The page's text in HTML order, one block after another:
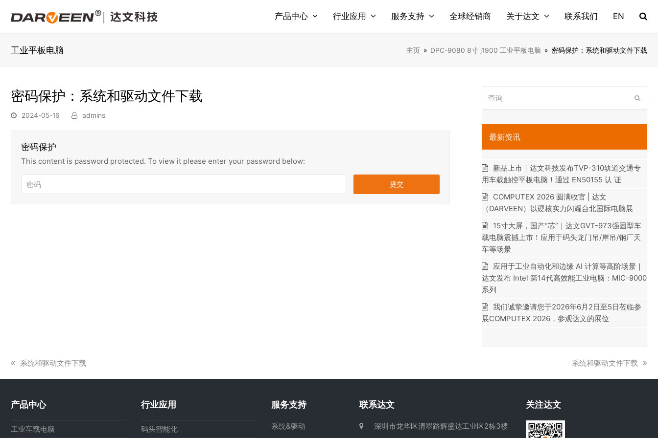
产品中心 行业应用 服务支持 全球经销商 关于达文 联系我们 EN
工业平板电脑 主页 » DPC-9080 8寸 j1900 工业平板电脑 » 密码保护：系统和驱动文件下载
密码保护：系统和驱动文件下载
2024-05-16 admins
密码保护
This content is password protected. To view it please enter your password below:
询
最新资讯
新品上市｜达文科技发布TVP-310轨道交通专
用车载触控平板电脑！通过 EN50155 认 证
COMPUTEX 2026 圆满收官 | 达文
（DARVEEN）以硬核实力闪耀台北国际电脑展
15寸大屏，国产“芯”｜达文GVT-973强固型车
载电脑震撼上市！应用于码头龙门吊/岸吊/钢厂天
车等场景
应用于工业自动化和边缘 AI 计算等高阶场景｜
达文发布 Intel 第14代高效能工业电脑：MIC-9000
系列
我们诚挚邀请您于2026年6月2日至5日莅临参
展COMPUTEX 2026，参观达文的展位
上
章:
系统和驱动文件下载
下
系统和驱动文件下载
产品中心
工业车载电脑
行业应用
码头智能化
服务支持
系统&驱动
联系达文
深圳市龙华区清翠路辉盛达工业区2栋3楼
关注达文